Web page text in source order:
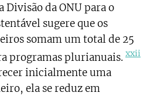
Divisão da ONU para o
sugere que os
somam um total de 25
programas plurianuais. xxii
inicialmente uma
ela se reduz em